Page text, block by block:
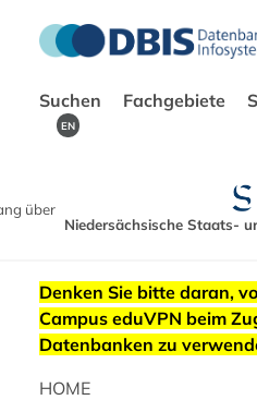
Suchen Fachgebiete
EN
über
Niedersächsische Staats-
Denken Sie bitte daran,
Campus eduVPN beim
Datenbanken zu
HOME